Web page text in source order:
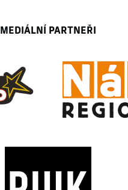
MEDIÁLNÍ PARTNEŘI